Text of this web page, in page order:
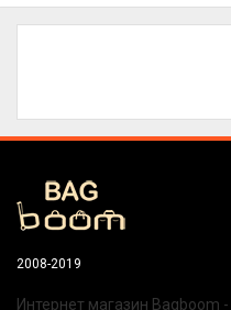
2008-2019
Интернет магазин Bagboom -